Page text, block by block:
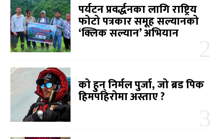
पर्यटन प्रवर्द्धनका लागि राष्ट्रिय
फोटो पत्रकार समूह सल्यानको
‘क्लिक सल्यान’ अभियान
को हुन् निर्मल पुर्जा, जो ब्रड पिक
हिमपहिरोमा अस्ताए ?